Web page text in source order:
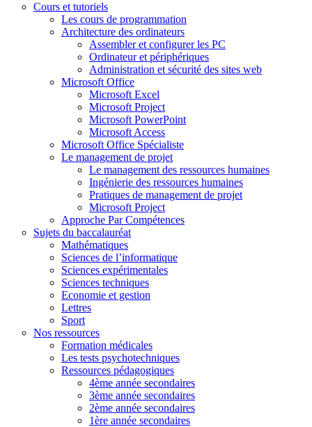
Cours et tutoriels
Les cours de programmation
Architecture des ordinateurs
Assembler et configurer les PC
Ordinateur et périphériques
Administration et sécurité des sites web
Microsoft Office
Microsoft Excel
Microsoft Project
Microsoft PowerPoint
Microsoft Access
Microsoft Office Spécialiste
Le management de projet
Le management des ressources humaines
Ingénierie des ressources humaines
Pratiques de management de projet
Microsoft Project
Approche Par Compétences
Sujets du baccalauréat
Mathématiques
Sciences de l’informatique
Sciences expérimentales
Sciences techniques
Economie et gestion
Lettres
Sport
Nos ressources
Formation médicales
Les tests psychotechniques
Ressources pédagogiques
4ème année secondaires
3ème année secondaires
2ème année secondaires
1ère année secondaires